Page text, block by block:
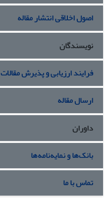
اصول اخلاقی انتشار مقاله
نویسندگان
فرایند ارزیابی و پذیرش مقالات
ارسال مقاله
داوران
بانک‌ها و نمایه‌نامه‌ها
تماس با ما